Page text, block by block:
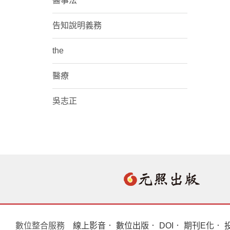
告知說明義務
the
醫療
吳志正
數位整合服務 線上影音 ． 數位出版 ． DOI ． 期刊E化 ．